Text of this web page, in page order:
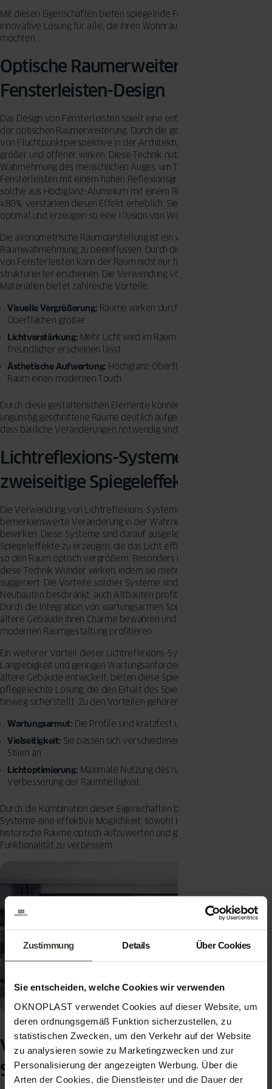
Zustimmung Details Über Cookies
Sie entscheiden, welche Cookies wir verwenden
OKNOPLAST verwendet Cookies auf dieser Website, um
deren ordnungsgemäß Funktion sicherzustellen, zu
statistischen Zwecken, um den Verkehr auf der Website
zu analysieren sowie zu Marketingzwecken und zur
Personalisierung der angezeigten Werbung. Über die
Arten der Cookies, die Dienstleister und die Dauer der
Mit diesen Eigenschaften bieten spiegelnde Fensterleisten eine
innovative Lösung für alle, die ihren Wohnraum optisch aufwerten
möchten.
Optische Raumerweiterung durch
Fensterleisten-Design
Das Design von Fensterleisten spielt eine entscheidende Rolle bei
der optischen Raumerweiterung. Durch die geschickte Anwendung
von Fluchtpunktperspektive in der Architektur können Räume
größer und offener wirken. Diese Technik nutzt die natürliche
Wahrnehmung des menschlichen Auges, um Tiefe zu suggerieren.
Fensterleisten mit einem hohen Reflexionsgrad, insbesondere
solche aus Hochglanz-Aluminium mit einem Reflexionsgrad von
≥80%, verstärken diesen Effekt erheblich. Sie reflektieren das Licht
optimal und erzeugen so eine Illusion von Weite.
Die axonometrische Raumdarstellung ist ein weiteres Mittel, um die
Raumwahrnehmung zu beeinflussen. Durch die gezielte Anordnung
von Fensterleisten kann der Raum nicht nur heller, sondern auch
strukturierter erscheinen. Die Verwendung von spiegelnden
Materialien bietet zahlreiche Vorteile:
Visuelle Vergrößerung: Räume wirken durch reflektierende
Oberflächen größer.
Lichtverstärkung: Mehr Licht wird im Raum verteilt, was ihn
freundlicher erscheinen lässt.
Ästhetische Aufwertung: Hochglanz-Oberflächen verleihen dem
Raum einen modernen Touch.
Durch diese gestalterischen Elemente können selbst kleine oder
ungünstig geschnittene Räume deutlich aufgewertet werden, ohne
dass bauliche Veränderungen notwendig sind.
Lichtreflexions-Systeme für
zweiseitige Spiegeleffekte
Die Verwendung von Lichtreflexions-Systemen kann eine
bemerkenswerte Veränderung in der Wahrnehmung von Räumen
bewirken. Diese Systeme sind darauf ausgelegt, zweiseitige
Spiegeleffekte zu erzeugen, die das Licht effizient reflektieren und
so den Raum optisch vergrößern. Besonders in kleinen Räumen kann
diese Technik Wunder wirken, indem sie mehr Tiefe und Offenheit
suggeriert. Die Vorteile solcher Systeme sind nicht nur auf moderne
Neubauten beschränkt; auch Altbauten profitieren erheblich davon.
Durch die Integration von wartungsarmen Spiegelprofilen können
ältere Gebäude ihren Charme bewahren und gleichzeitig von einer
modernen Raumgestaltung profitieren.
Ein weiterer Vorteil dieser Lichtreflexions-Systeme liegt in ihrer
Langlebigkeit und geringen Wartungsanforderungen. Speziell für
ältere Gebäude entwickelt, bieten diese Spiegelprofile eine
pflegeleichte Lösung, die den Erhalt des Spiegeleffekts über Jahre
hinweg sicherstellt. Zu den Vorteilen gehören:
Wartungsarmut: Die Profile sind kratzfest und einfach zu reinigen.
Vielseitigkeit: Sie passen sich verschiedenen architektonischen
Stilen an.
Lichtoptimierung: Maximale Nutzung des natürlichen Lichts zur
Verbesserung der Raumhelligkeit.
Durch die Kombination dieser Eigenschaften bieten Lichtreflexions-
Systeme eine effektive Möglichkeit, sowohl kleine als auch
historische Räume optisch aufzuwerten und gleichzeitig ihre
Funktionalität zu verbessern.
Vergleich: Hochglanz vs. matter
Spiegeleffekt